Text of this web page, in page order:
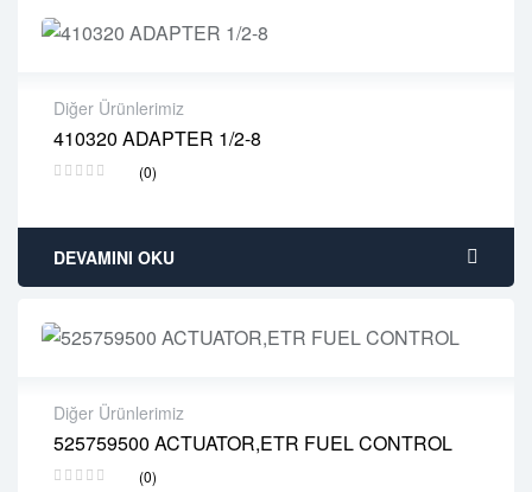
Diğer Ürünlerimiz
410320 ADAPTER 1/2-8
(0)
2 years warranty
Delivery time: 1-2 business days
DEVAMINI OKU
Diğer Ürünlerimiz
525759500 ACTUATOR,ETR FUEL CONTROL
(0)
2 years warranty
Delivery time: 1-2 business days